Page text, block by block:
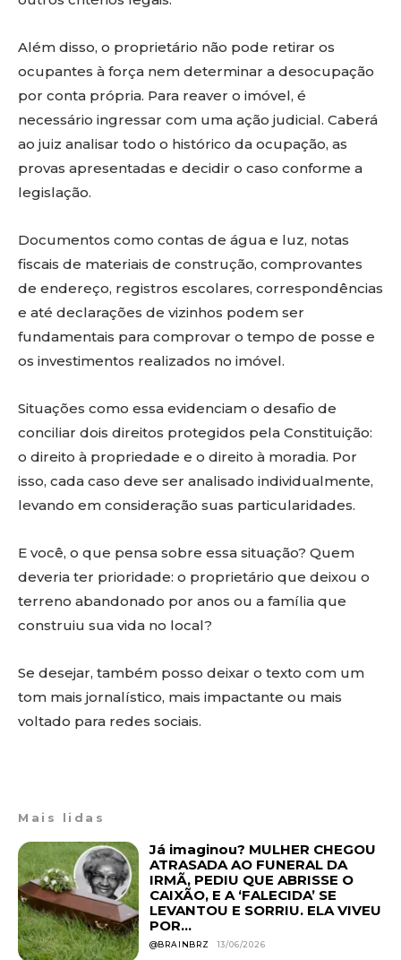
Além disso, o proprietário não pode retirar os
ocupantes à força nem determinar a desocupação
por conta própria. Para reaver o imóvel, é
necessário ingressar com uma ação judicial. Caberá
ao juiz analisar todo o histórico da ocupação, as
provas apresentadas e decidir o caso conforme a
legislação.
Documentos como contas de água e luz, notas
fiscais de materiais de construção, comprovantes
de endereço, registros escolares, correspondências
e até declarações de vizinhos podem ser
fundamentais para comprovar o tempo de posse e
os investimentos realizados no imóvel.
Situações como essa evidenciam o desafio de
conciliar dois direitos protegidos pela Constituição:
o direito à propriedade e o direito à moradia. Por
isso, cada caso deve ser analisado individualmente,
levando em consideração suas particularidades.
E você, o que pensa sobre essa situação? Quem
deveria ter prioridade: o proprietário que deixou o
terreno abandonado por anos ou a família que
construiu sua vida no local?
Se desejar, também posso deixar o texto com um
tom mais jornalístico, mais impactante ou mais
voltado para redes sociais.
Mais lidas
Já imaginou? MULHER CHEGOU
ATRASADA AO FUNERAL DA
IRMÃ, PEDIU QUE ABRISSE O
CAIXÃO, E A ‘FALECIDA’ SE
LEVANTOU E SORRIU. ELA VIVEU
POR...
@BRAINBRZ 13/06/2026